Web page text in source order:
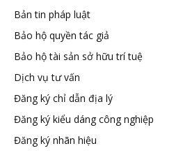
Đại
diện
Bản tin pháp luật
Bảo hộ quyền tác giả
Bảo hộ tài sản sở hữu trí tuệ
Dịch vụ tư vấn
Đăng ký chỉ dẫn địa lý
Đăng ký kiểu dáng công nghiệp
Đăng ký nhãn hiệu